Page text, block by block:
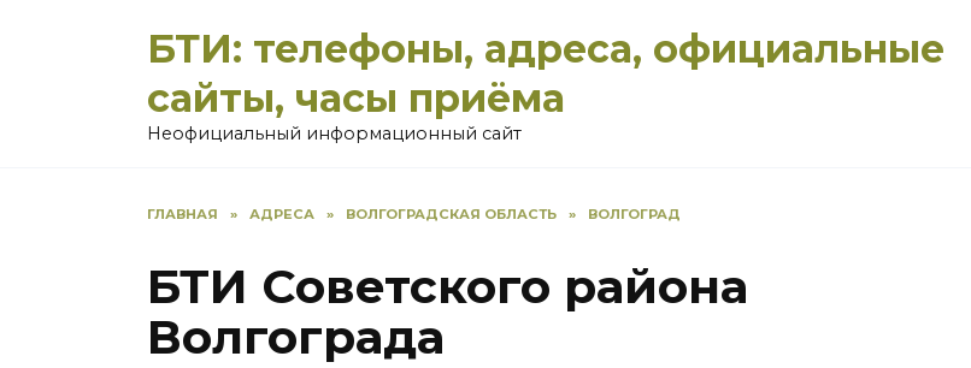
БТИ: телефоны, адреса, официальные
сайты, часы приёма
Неофициальный информационный сайт
ГЛАВНАЯ » АДРЕСА » ВОЛГОГРАДСКАЯ ОБЛАСТЬ » ВОЛГОГРАД
БТИ Советского района
Волгограда